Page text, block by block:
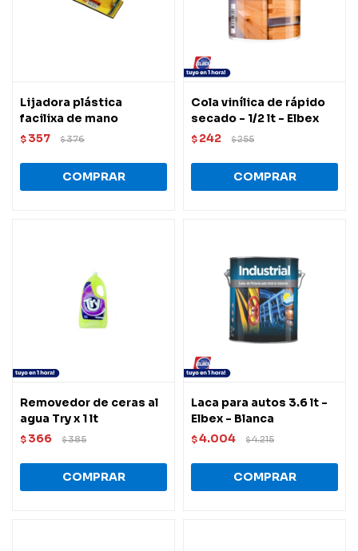
Lijadora plástica
facilixa de mano
$ 357 $376
Cola vinílica de rápido
secado - 1/2 lt - Elbex
$ 242 $255
Removedor de ceras al
agua Try x 1 lt
$ 366 $385
Laca para autos 3.6 lt -
Elbex - Blanca
$4.004 $4.215